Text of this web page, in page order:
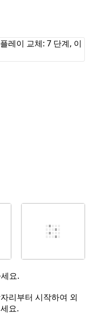
요.
리부터 시작하여 외
요.